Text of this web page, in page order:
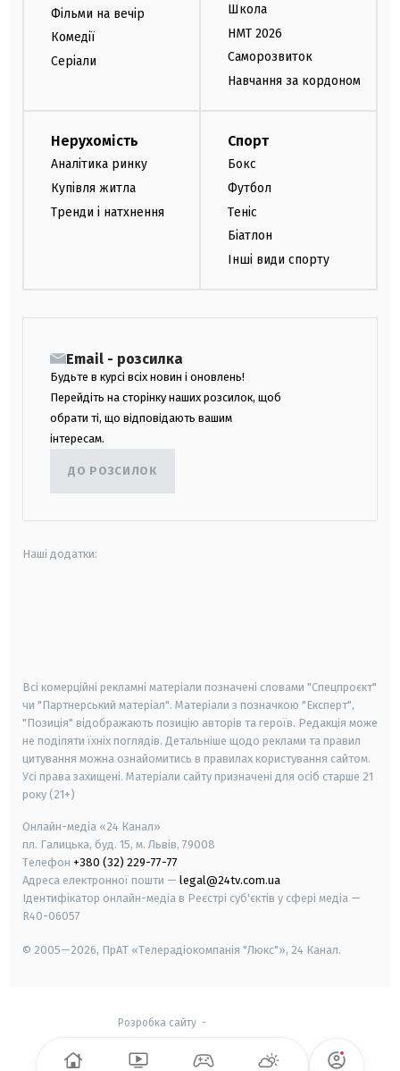
Фільми на вечір
Комедії
Серіали
Школа
НМТ 2026
Саморозвиток
Навчання за кордоном
Нерухомість
Аналітика ринку
Купівля житла
Тренди і натхнення
Спорт
Бокс
Футбол
Теніс
Біатлон
Інші види спорту
Email - розсилка
Будьте в курсі всіх новин і оновлень!
Перейдіть на сторінку наших розсилок, щоб
обрати ті, що відповідають вашим
інтересам.
ДО РОЗСИЛОК
Наші додатки:
Всі комерційні рекламні матеріали позначені словами "Спецпроєкт"
чи "Партнерський матеріал". Матеріали з позначкою "Експерт",
"Позиція" відображають позицію авторів та героїв. Редакція може
не поділяти їхніх поглядів. Детальніше щодо реклами та правил
цитування можна ознайомитись в правилах користування сайтом.
Усі права захищені. Матеріали сайту призначені для осіб старше 21
року (21+)
Онлайн-медіа «24 Канал»
пл. Галицька, буд. 15, м. Львів, 79008
Телефон +380 (32) 229-77-77
Адреса електронної пошти — legal@24tv.com.ua
Ідентифікатор онлайн-медіа в Реєстрі суб'єктів у сфері медіа —
R40-06057
© 2005—2026, ПрАТ «Телерадіокомпанія "Люкс"», 24 Канал.
Розробка сайту-